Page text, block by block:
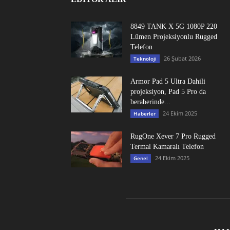
8849 TANK X 5G 1080P 220
Lümen Projeksiyonlu Rugged
Telefon
Teknoloji 26 Şubat 2026
Armor Pad 5 Ultra Dahili
projeksiyon, Pad 5 Pro da
beraberinde...
Haberler 24 Ekim 2025
RugOne Xever 7 Pro Rugged
Termal Kamaralı Telefon
Genel 24 Ekim 2025